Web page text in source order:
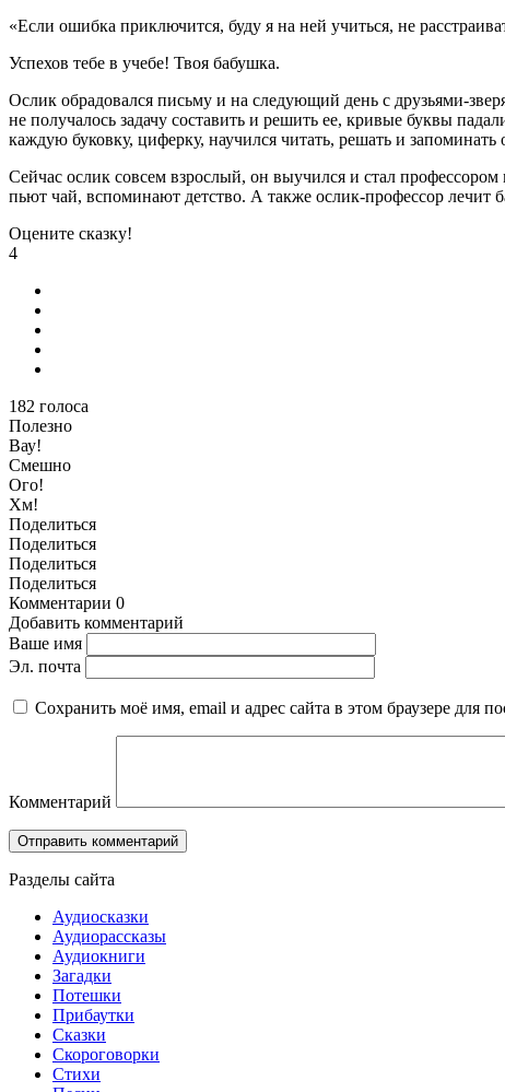
«Если ошибка приключится, буду я на ней учиться, не
Успехов тебе в учебе! Твоя бабушка.
Ослик обрадовался письму и на следующий день с друзьями-
не получалось задачу составить и решить ее, кривые буквы
каждую буковку, циферку, научился читать, решать и запоминать
Сейчас ослик совсем взрослый, он выучился и стал
пьют чай, вспоминают детство. А также ослик-профессор лечит
Оцените сказку!
4
182 голоса
Полезно
Вау!
Смешно
Ого!
Хм!
Поделиться
Поделиться
Поделиться
Поделиться
Комментарии 0
Добавить комментарий
Ваше имя
Эл. почта
Сохранить моё имя, email и адрес сайта в этом браузере для
Комментарий
Разделы сайта
Аудиосказки
Аудиорассказы
Аудиокниги
Загадки
Потешки
Прибаутки
Сказки
Скороговорки
Стихи